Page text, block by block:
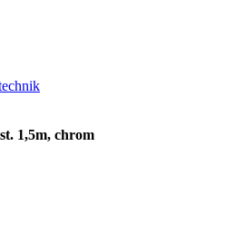
1,5m, chrom